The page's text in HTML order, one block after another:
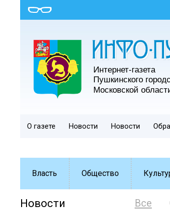
О газете Новости Новости
Власть Общество
Все
Новости